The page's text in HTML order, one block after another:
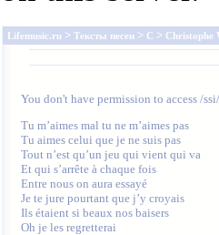
Lifemusic.ru > Тексты песен > C > Christophe
You don't have permission to access /
Tu m’aimes mal tu ne m’aimes pas
Tu aimes celui que je ne suis pas
Tout n’est qu’un jeu qui vient qui va
Et qui s’arrête à chaque fois
Entre nous on aura essayé
Je te jure pourtant que j’y croyais
Ils étaient si beaux nos baisers
Oh je les regretterai